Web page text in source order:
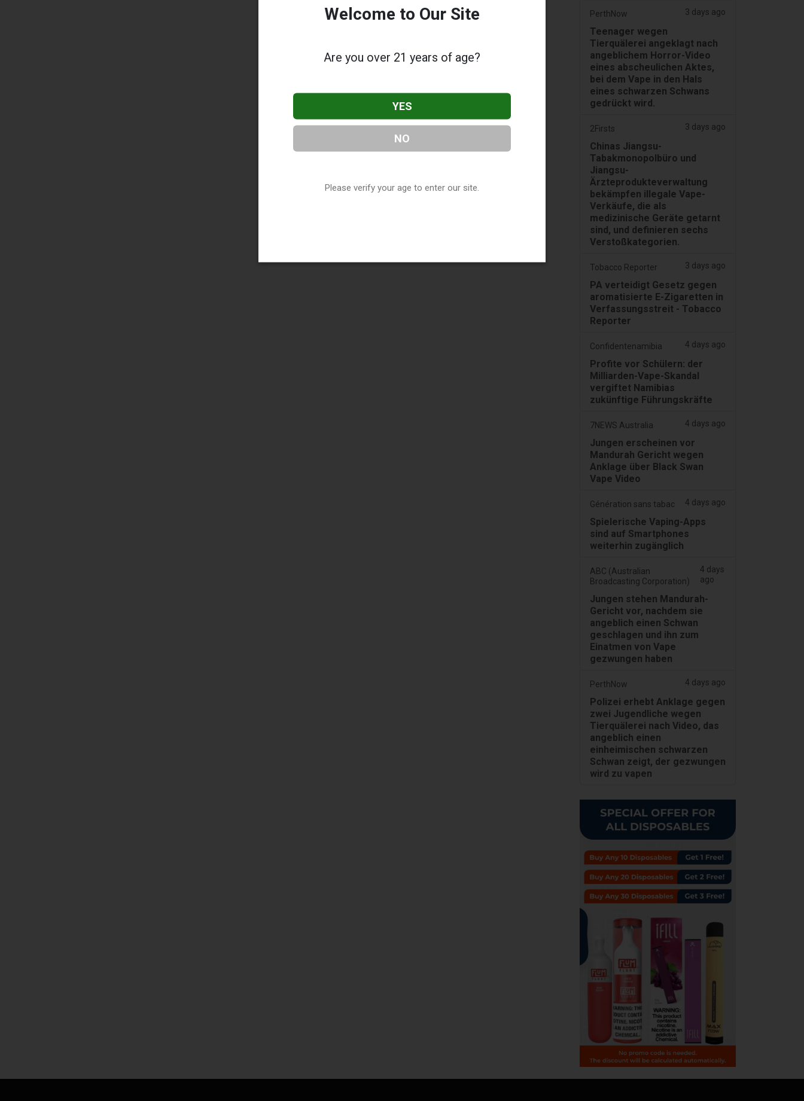
PerthNow 3 days ago
Teenager wegen
Tierquälerei angeklagt nach
angeblichem Horror-Video
eines abscheulichen Aktes,
bei dem Vape in den Hals
eines schwarzen Schwans
gedrückt wird.
2Firsts 3 days ago
Chinas Jiangsu-
Tabakmonopolbüro und
Jiangsu-
Ärzteprodukteverwaltung
bekämpfen illegale Vape-
Verkäufe, die als
medizinische Geräte getarnt
sind, und definieren sechs
Verstoßkategorien.
Tobacco Reporter 3 days ago
PA verteidigt Gesetz gegen
aromatisierte E-Zigaretten in
Verfassungsstreit - Tobacco
Reporter
Confidentenamibia 4 days ago
Profite vor Schülern: der
Milliarden-Vape-Skandal
vergiftet Namibias
zukünftige Führungskräfte
7NEWS Australia 4 days ago
Jungen erscheinen vor
Mandurah Gericht wegen
Anklage über Black Swan
Vape Video
Génération sans tabac 4 days ago
Spielerische Vaping-Apps
sind auf Smartphones
weiterhin zugänglich
ABC (Australian
Broadcasting Corporation)
4 days
ago
Jungen stehen Mandurah-
Gericht vor, nachdem sie
angeblich einen Schwan
geschlagen und ihn zum
Einatmen von Vape
gezwungen haben
PerthNow 4 days ago
Polizei erhebt Anklage gegen
zwei Jugendliche wegen
Tierquälerei nach Video, das
angeblich einen
einheimischen schwarzen
Schwan zeigt, der gezwungen
wird zu vapen
Welcome to Our Site
Are you over 21 years of age?
YES
NO
Please verify your age to enter our site.